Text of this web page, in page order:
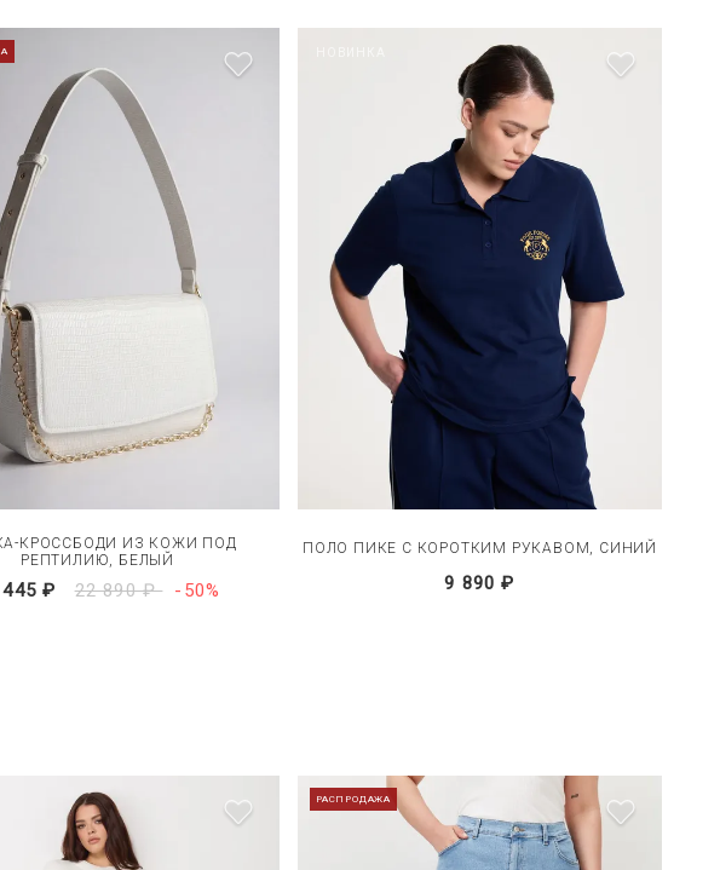
КРОССБОДИ ИЗ КОЖИ ПОД
РЕПТИЛИЮ, БЕЛЫЙ
445 ₽ 22 890 ₽ -50%
ПОЛО ПИКЕ С КОРОТКИМ РУКАВОМ, СИНИЙ
9 890 ₽
РАСПРОДАЖА